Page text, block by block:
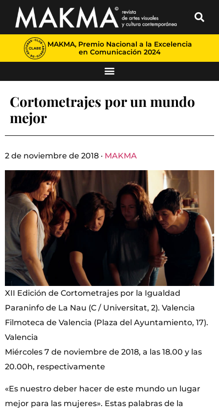
MAKMA, Premio Nacional a la Excelencia
en Comunicación 2024
Cortometrajes por un mundo
mejor
2 de noviembre de 2018 · MAKMA
XII Edición de Cortometrajes por la Igualdad
Paraninfo de La Nau (C / Universitat, 2). Valencia
Filmoteca de Valencia (Plaza del Ayuntamiento, 17).
Valencia
Miércoles 7 de noviembre de 2018, a las 18.00 y las
20.00h, respectivamente
«Es nuestro deber hacer de este mundo un lugar
mejor para las mujeres». Estas palabras de la